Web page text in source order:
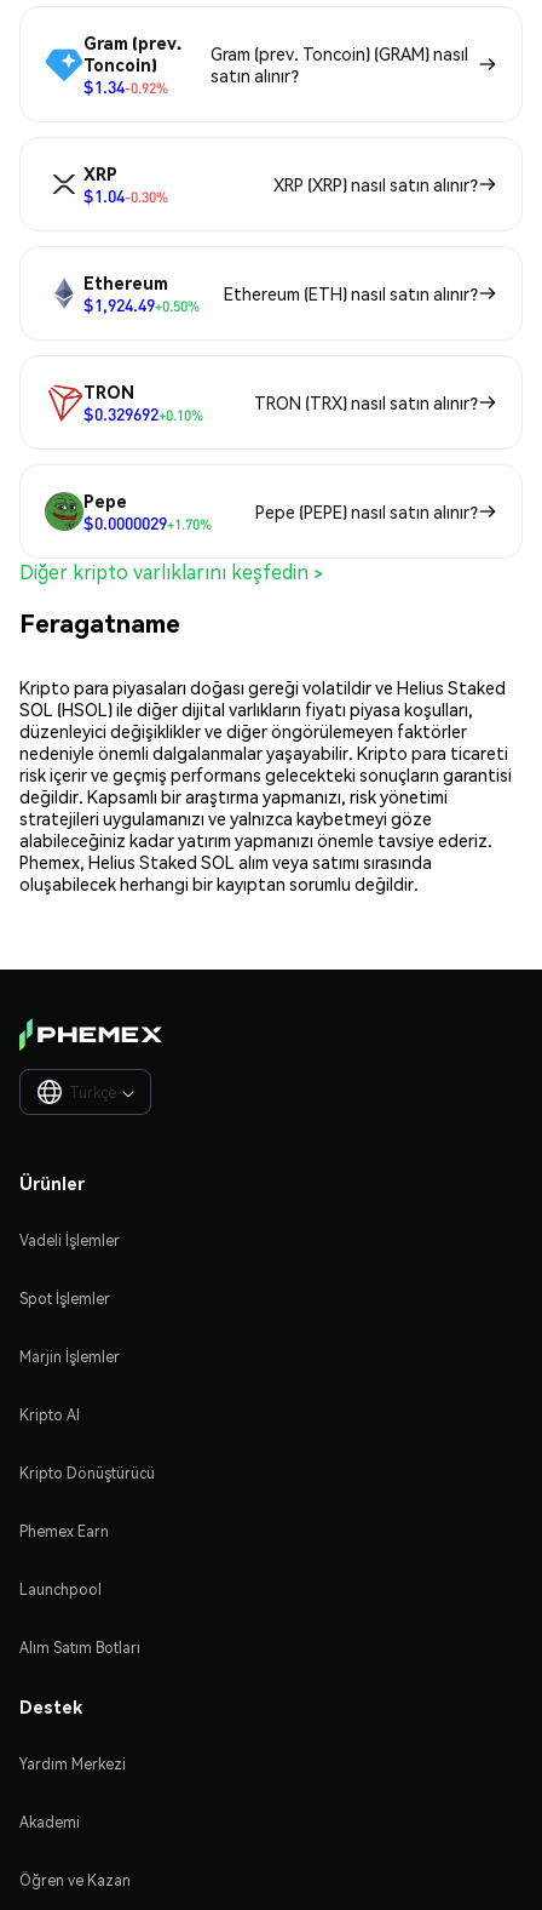
Gram (prev.
Toncoin)
$1.34-0.92%
Gram (prev. Toncoin) (GRAM) nasıl
satın alınır?
XRP
$1.04-0.30%
XRP (XRP) nasıl satın alınır?
Ethereum
$1,924.49+0.50%
Ethereum (ETH) nasıl satın alınır?
TRON
$0.329692+0.10%
TRON (TRX) nasıl satın alınır?
Pepe
$0.0000029+1.70%
Pepe (PEPE) nasıl satın alınır?
Diğer kripto varlıklarını keşfedin >
Feragatname
Kripto para piyasaları doğası gereği volatildir ve Helius Staked
SOL (HSOL) ile diğer dijital varlıkların fiyatı piyasa koşulları,
düzenleyici değişiklikler ve diğer öngörülemeyen faktörler
nedeniyle önemli dalgalanmalar yaşayabilir. Kripto para ticareti
risk içerir ve geçmiş performans gelecekteki sonuçların garantisi
değildir. Kapsamlı bir araştırma yapmanızı, risk yönetimi
stratejileri uygulamanızı ve yalnızca kaybetmeyi göze
alabileceğiniz kadar yatırım yapmanızı önemle tavsiye ederiz.
Phemex, Helius Staked SOL alım veya satımı sırasında
oluşabilecek herhangi bir kayıptan sorumlu değildir.
Türkçe 
Ürünler
Vadeli İşlemler
Spot İşlemler
Marjin İşlemler
Kripto Al
Kripto Dönüştürücü
Phemex Earn
Launchpool
Alım Satım Botları
Destek
Yardım Merkezi
Akademi
Öğren ve Kazan